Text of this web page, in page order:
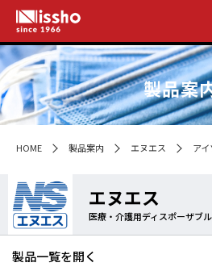
製品案
HOME 製品案内 エヌエス ア
エヌエス
医療・介護用ディスポーザブ
製品一覧を開く